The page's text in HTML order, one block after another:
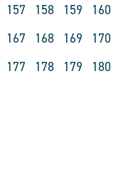
157 158 159
160
167 168 169
170
177 178 179
180